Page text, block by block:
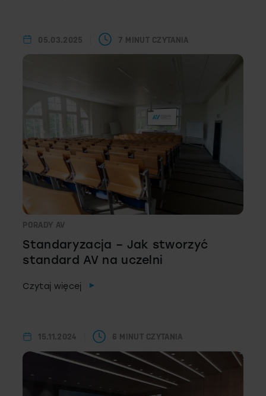
05.03.2025 7 MINUT CZYTANIA
PORADY AV
Standaryzacja – Jak stworzyć
standard AV na uczelni
Czytaj więcej
15.11.2024 6 MINUT CZYTANIA